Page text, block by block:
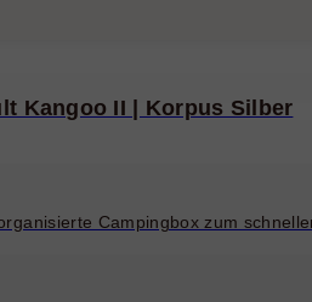
Kangoo II | Korpus Silber
Campingbox zum